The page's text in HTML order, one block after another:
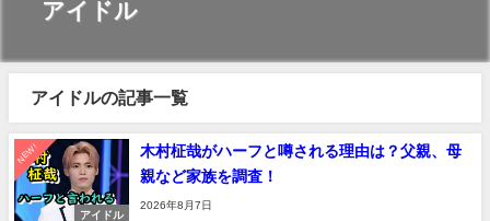
アイドル
アイドルの記事一覧
NEW!
アイドル
木村柾哉がハーフと噂される理由は？父親、母
親など家族を調査！
2026年8月7日